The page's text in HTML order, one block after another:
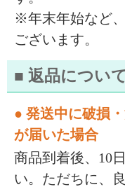
※年末年始など
ございます。
■ 返品につい
● 発送中に破損
が届いた場合
商品到着後、10
い。ただちに、